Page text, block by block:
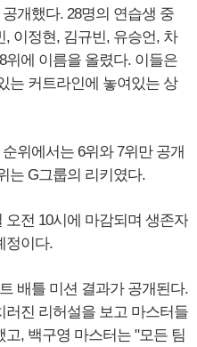
개했다. 28명의 연습생 중
이정현, 김규빈, 유승언, 차
위에 이름을 올렸다. 이들은
는 커트라인에 놓여있는 상
위에서는 6위와 7위만 공개
는 G그룹의 리키였다.
오전 10시에 마감되며 생존자
정이다.
배틀 미션 결과가 공개된다.
진 리허설을 보고 마스터들
, 백구영 마스터는 "모든 팀